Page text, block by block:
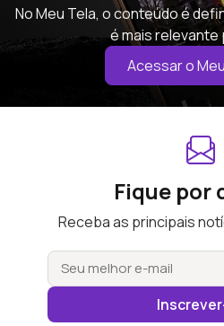
No Meu Tela, o conteúdo é
é mais relevante
Acessar o
Fique por
Receba as principais